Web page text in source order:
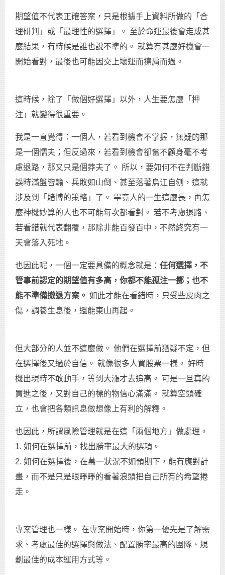
期望值不代表正確答案，只是根據手上資料所做的「合
理研判」或「最理性的選擇」。 至於命運最後會走成甚
麼結果，有時候是誰也說不準的。 就算有甚麼好機會一
開始看對，最後也可能因交上壞運而擦肩而過。
這時候，除了「做個好選擇」以外，人生要怎麼「押
注」就變得很重要。
我是一直覺得：一個人，若看到機會不掌握，無疑的那
是一個懦夫；但反過來，若看到機會卻奮不顧身毫不考
慮退路，那又只是個莽夫了。 所以，要如何不在判斷錯
誤時滿盤皆輸、兵敗如山倒、甚至落著烏江自刎，這就
涉及到「賭博的策略」了。 畢竟人的一生這麼長，再怎
麼神機妙算的人也不可能每次都看對。 若不考慮退路、
若看錯就代表翻覆，那除非能百發百中，不然終究有一
天會落入死地。
也因此呢，一個一定要具備的概念就是： 任何選擇，不
管事前認定的期望值有多高，你都不能孤注一擲；也不
能不準備撤退方案。 如此才能在看錯時，只受些皮肉之
傷，調養生息後，還能東山再起。
但大部分的人並不這麼做。 他們在選擇前猶疑不定，但
在選擇後又過於自信。 就像很多人買股票一樣。 好時
機出現時不敢動手，等到大漲才去追高。 可是一旦真的
買進之後，又對自己的標的物信心滿滿。 就算空頭確
立，也會把各類訊息做想像上有利的解釋。
也因此，所謂風險管理就是在這「兩個地方」做處理。
1. 如何在選擇前，找出勝率最大的選項。
2. 如何在選擇後，在萬一狀況不如預期下，能有應對計
畫，而不是只是眼睜睜的看著浪頭把自己所有的希望捲
走。
專案管理也一樣。 在專案開始時，你第一優先是了解需
求、考慮最佳的選擇與做法、配置勝率最高的團隊、規
劃最佳的成本運用方式等。